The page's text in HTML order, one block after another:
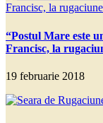
“Postul Mare este
Francisc, la
19 februarie 2018